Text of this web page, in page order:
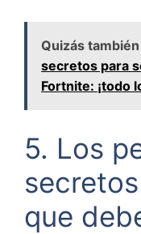
Quizás
secretos para
Fortnite: ¡todo
5. Los
que